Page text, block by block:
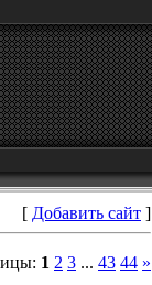
[ Добавить сайт ]
: 1 2 3 ... 43 44 »